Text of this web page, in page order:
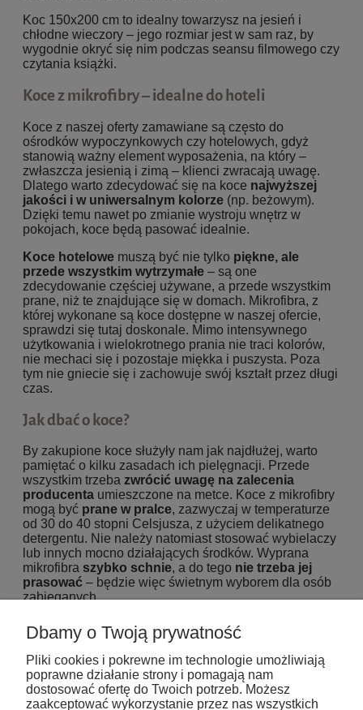
Koc 150x200 cm to idealny towarzysz na jesień i
chłodne wieczory – jego rozmiar jest w sam raz, by
wygodnie okryć się nim podczas seansu filmowego czy
czytania książki.
Koce z mikrofibry – idealne do hoteli
Koce z naszej oferty zamawiane są często do
ośrodków wypoczynkowych czy hotelowych, gdyż
stanowią ważny element wyposażenia, na który –
zwłaszcza jesienią i zimą – klienci zwracają uwagę.
Dlatego warto zdecydować się na koce najwyższej
jakości i w uniwersalnym kolorze (np. beżowym).
Dzięki temu nawet po zmianie wystroju wnętrz w
pokojach, koce będą pasować idealnie.
Koce hotelowe muszą być nie tylko piękne, ale
przede wszystkim wytrzymałe – są one
zdecydowanie częściej używane, a przede wszystkim
prane, niż te znajdujące się w domach. Mikrofibra, z
której wykonane są koce dostępne w naszej ofercie,
sprawdzi się tutaj doskonale. Mimo intensywnego
użytkowania i wielokrotnego prania nie traci kolorów,
nie mechaci się i pozostaje miękka i puszysta. Poza
tym nie gniecie się i zachowuje swój kształt przez długi
czas.
Jak dbać o koce?
By zakupione koce służyły nam jak najdłużej, warto
pamiętać o kilku zasadach ich pielęgnacji. Przede
wszystkim trzeba zwrócić uwagę na zalecenia
producenta umieszczone na metce. Koce z mikrofibry
mogą być prane w pralce, zazwyczaj w temperaturze
od 30 do 40 stopni Celsjusza, z użyciem delikatnego
detergentu. Nie należy natomiast stosować wybielaczy
lub innych mocno działających środków. Wyprana
mikrofibra szybko schnie, a do tego nie trzeba jej
prasować – będzie więc świetnym wyborem dla osób
zabieganych.
Szeroka oferta koców w rozmiarze 150x200 cm bez
wątpienia sprosta nawet wysokim wymaganiom.
Uniwersalne wzory i kolory będą pasować do każdego
wystroju pomieszczenia. Ze względu na swoje walory
praktyczne i estetyczne koce to świetny pomysł
zarówno na prezent dla kogoś bliskiego, jak i samego
Dbamy o Twoją prywatność
Pliki cookies i pokrewne im technologie umożliwiają
poprawne działanie strony i pomagają nam
dostosować ofertę do Twoich potrzeb. Możesz
zaakceptować wykorzystanie przez nas wszystkich